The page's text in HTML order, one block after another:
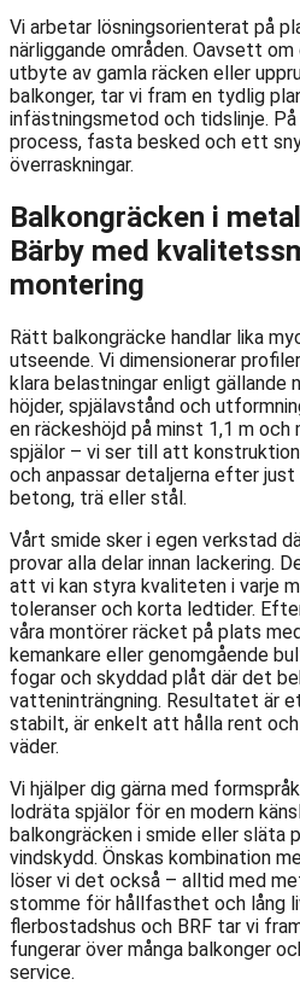
Vi arbetar lösningsorienterat på
närliggande områden. Oavsett
utbyte av gamla räcken eller
balkonger, tar vi fram en tydlig
infästningsmetod och tidslinje.
process, fasta besked och ett
överraskningar.
Balkongräcken i
Bärby med
montering
Rätt balkongräcke handlar lika
utseende. Vi dimensionerar
klara belastningar enligt gällande
höjder, spjälavstånd och
en räckeshöjd på minst 1,1 m
spjälor – vi ser till att
och anpassar detaljerna efter just
betong, trä eller stål.
Vårt smide sker i egen verkstad
provar alla delar innan lackering.
att vi kan styra kvaliteten i varje
toleranser och korta ledtider.
våra montörer räcket på plats
kemankare eller genomgående
fogar och skyddad plåt där det
vatteninträngning. Resultatet är
stabilt, är enkelt att hålla rent
väder.
Vi hjälper dig gärna med
lodräta spjälor för en modern
balkongräcken i smide eller släta
vindskydd. Önskas kombination
löser vi det också – alltid med
stomme för hållfasthet och lång
flerbostadshus och BRF tar vi
fungerar över många balkonger
service.